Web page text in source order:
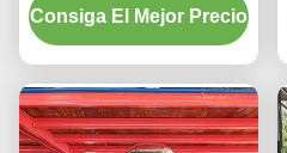
automóviles
Consiga El Mejor Precio